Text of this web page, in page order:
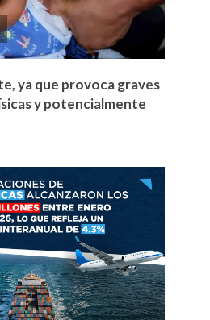
ya que provoca graves
y potencialmente